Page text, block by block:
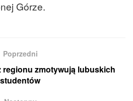
Górze.
Poprzedni
regionu zmotywują lubuskich
studentów